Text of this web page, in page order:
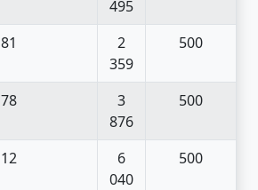
495
81
2
359
500
78
3
876
500
12
6
040
500